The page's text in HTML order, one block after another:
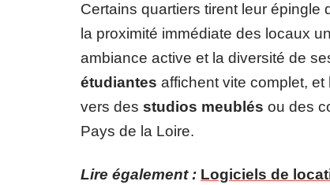
Certains quartiers tirent leur
la proximité immédiate des locaux
ambiance active et la diversité de
étudiantes affichent vite complet,
vers des studios meublés ou des
Pays de la Loire.
Lire également : Logiciels de